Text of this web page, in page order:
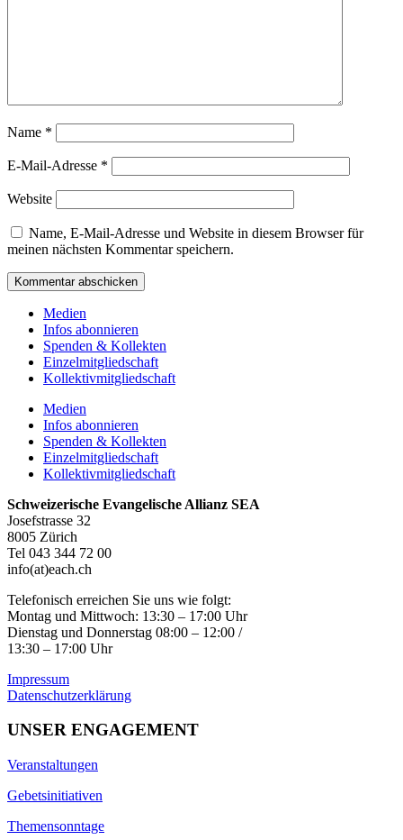
Name *
E-Mail-Adresse *
Website
Name, E-Mail-Adresse und Website in diesem Browser für
meinen nächsten Kommentar speichern.
Medien
Infos abonnieren
Spenden & Kollekten
Einzelmitgliedschaft
Kollektivmitgliedschaft
Medien
Infos abonnieren
Spenden & Kollekten
Einzelmitgliedschaft
Kollektivmitgliedschaft
Schweizerische Evangelische Allianz SEA
Josefstrasse 32
8005 Zürich
Tel 043 344 72 00
info(at)each.ch
Telefonisch erreichen Sie uns wie folgt:
Montag und Mittwoch: 13:30 – 17:00 Uhr
Dienstag und Donnerstag 08:00 – 12:00 /
13:30 – 17:00 Uhr
Impressum
Datenschutzerklärung
UNSER ENGAGEMENT
Veranstaltungen
Gebetsinitiativen
Themensonntage